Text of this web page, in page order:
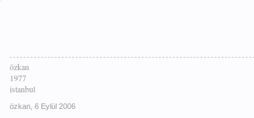
özkan
1977
istanbul
özkan 6 Eylül 2006